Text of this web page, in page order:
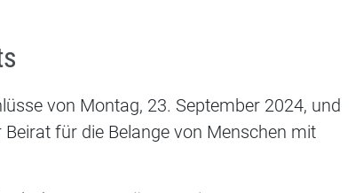
von Montag, 23. September 2024, und
für die Belange von Menschen mit